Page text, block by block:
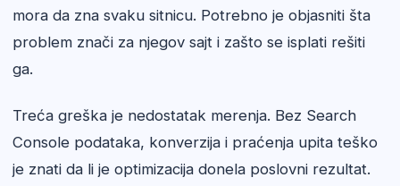
mora da zna svaku sitnicu. Potrebno je objasniti šta
problem znači za njegov sajt i zašto se isplati rešiti
ga.
Treća greška je nedostatak merenja. Bez Search
Console podataka, konverzija i praćenja upita teško
je znati da li je optimizacija donela poslovni rezultat.